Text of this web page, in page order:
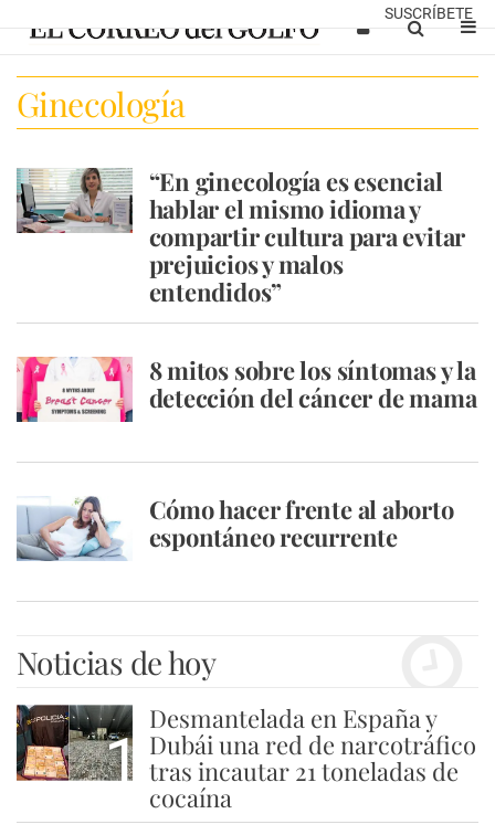
SUSCRÍBETE
Ginecología
“En ginecología es esencial
hablar el mismo idioma y
compartir cultura para evitar
prejuicios y malos
entendidos”
8 mitos sobre los síntomas y la
detección del cáncer de mama
Cómo hacer frente al aborto
espontáneo recurrente
Noticias de hoy
1
Desmantelada en España y
Dubái una red de narcotráfico
tras incautar 21 toneladas de
cocaína